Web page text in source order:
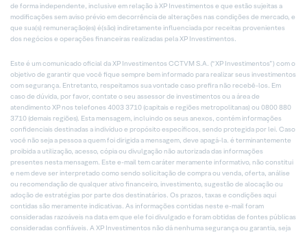
de forma independente, inclusive em relação à XP Investimentos e que estão sujeitas a
modificações sem aviso prévio em decorrência de alterações nas condições de mercado, e
que sua(s) remuneração(es) é(são) indiretamente influenciada por receitas provenientes
dos negócios e operações financeiras realizadas pela XP Investimentos.
Este é um comunicado oficial da XP Investimentos CCTVM S.A. (“XP Investimentos”) com o
objetivo de garantir que você fique sempre bem informado para realizar seus investimentos
com segurança. Entretanto, respeitamos sua vontade caso prefira não recebê-los. Em
caso de dúvida, por favor, contate o seu assessor de investimentos ou a área de
atendimento XP nos telefones 4003 3710 (capitais e regiões metropolitanas) ou 0800 880
3710 (demais regiões). Esta mensagem, incluindo os seus anexos, contém informações
confidenciais destinadas a indivíduo e propósito específicos, sendo protegida por lei. Caso
você não seja a pessoa a quem foi dirigida a mensagem, deve apagá-la. é terminantemente
proibida a utilização, acesso, cópia ou divulgação não autorizada das informações
presentes nesta mensagem. Este e-mail tem caráter meramente informativo, não constitui
e nem deve ser interpretado como sendo solicitação de compra ou venda, oferta, análise
ou recomendação de qualquer ativo financeiro, investimento, sugestão de alocação ou
adoção de estratégias por parte dos destinatários. Os prazos, taxas e condições aqui
contidas são meramente indicativas. As informações contidas neste e-mail foram
consideradas razoáveis na data em que ele foi divulgado e foram obtidas de fontes públicas
consideradas confiáveis. A XP Investimentos não dá nenhuma segurança ou garantia, seja